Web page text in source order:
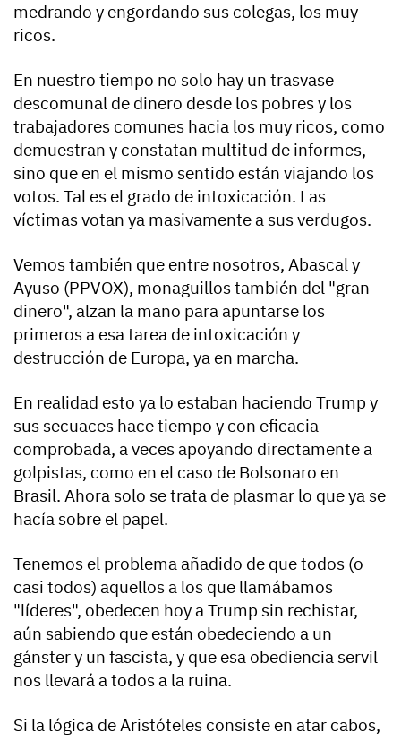
medrando y engordando sus colegas, los muy
ricos.
En nuestro tiempo no solo hay un trasvase
descomunal de dinero desde los pobres y los
trabajadores comunes hacia los muy ricos, como
demuestran y constatan multitud de informes,
sino que en el mismo sentido están viajando los
votos. Tal es el grado de intoxicación. Las
víctimas votan ya masivamente a sus verdugos.
Vemos también que entre nosotros, Abascal y
Ayuso (PPVOX), monaguillos también del "gran
dinero", alzan la mano para apuntarse los
primeros a esa tarea de intoxicación y
destrucción de Europa, ya en marcha.
En realidad esto ya lo estaban haciendo Trump y
sus secuaces hace tiempo y con eficacia
comprobada, a veces apoyando directamente a
golpistas, como en el caso de Bolsonaro en
Brasil. Ahora solo se trata de plasmar lo que ya se
hacía sobre el papel.
Tenemos el problema añadido de que todos (o
casi todos) aquellos a los que llamábamos
"líderes", obedecen hoy a Trump sin rechistar,
aún sabiendo que están obedeciendo a un
gánster y un fascista, y que esa obediencia servil
nos llevará a todos a la ruina.
Si la lógica de Aristóteles consiste en atar cabos,